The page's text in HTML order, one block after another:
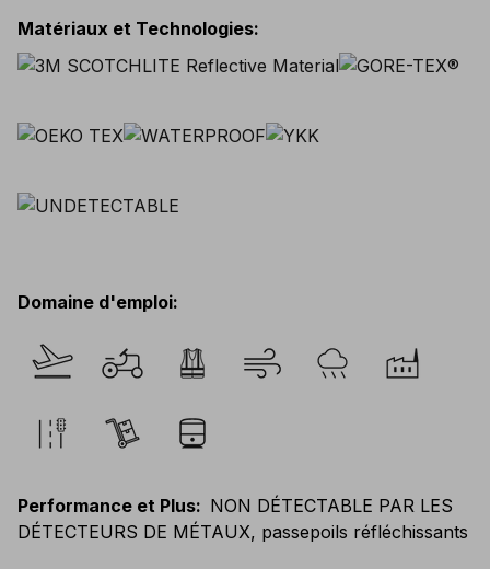
Matériaux et Technologies:
Domaine d'emploi:
Performance et Plus: NON DÉTECTABLE PAR LES
DÉTECTEURS DE MÉTAUX, passepoils réfléchissants